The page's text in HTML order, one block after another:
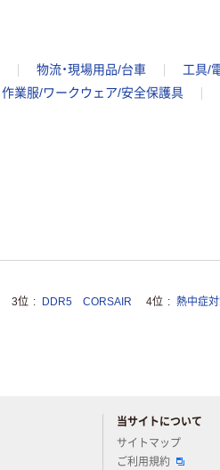
物流・現場用品/台車 工具/
作業服/ワークウェア/安全保護具
3位 DDR5 CORSAIR 4位 熱中症
当サイトについて
サイトマップ
ご利用規約